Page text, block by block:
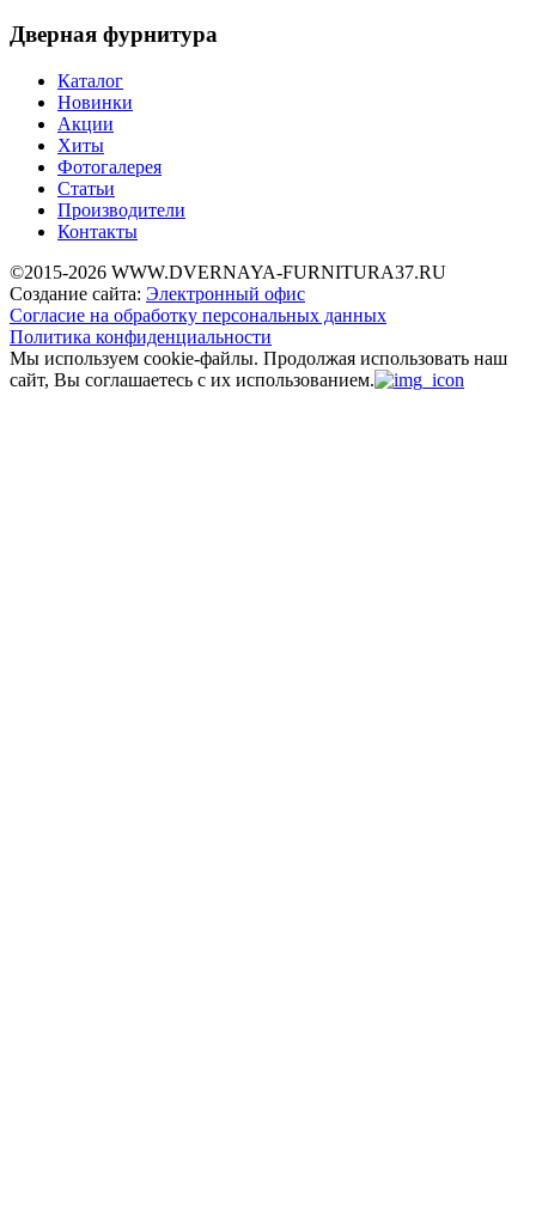
Дверная фурнитура
Каталог
Новинки
Акции
Хиты
Фотогалерея
Статьи
Производители
Контакты
©2015-2026 WWW.DVERNAYA-FURNITURA37.RU
Создание сайта: Электронный офис
Согласие на обработку персональных данных
Политика конфиденциальности
Мы используем cookie-файлы. Продолжая использовать наш
сайт, Вы соглашаетесь с их использованием.